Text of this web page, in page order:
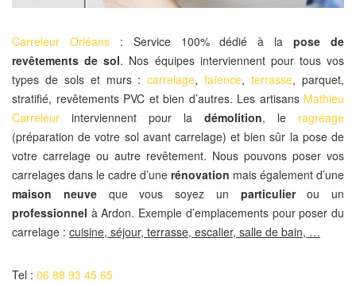
Carreleur Orléans: Service 100% dédié à lapose de
revêtements de sol. Nos équipes interviennent pour tous vos
types de sols et murs :carrelage,faïence,terrasse, parquet,
stratifié, revêtements PVC et bien d’autres. Les artisans Mathieu
Carreleur interviennent pour la démolition, le ragréage
(préparation de votre sol avant carrelage) et bien sûr la pose de
votre carrelage ou autre revêtement. Nous pouvons poser vos
carrelages dans le cadre d’une rénovation mais également d’une
maison neuveque vous soyez un particulierou un
professionnel à Ardon. Exemple d’emplacements pour poser du
carrelage : cuisine, séjour, terrasse, escalier, salle de bain, …
Tel : 06 88 93 45 65